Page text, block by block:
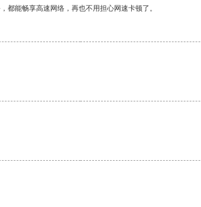
都能畅享高速网络，再也不用担心网速卡顿了。